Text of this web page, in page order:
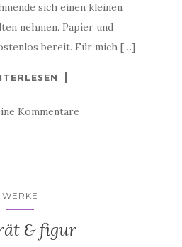
sich einen kleinen
nehmen. Papier und
bereit. Für mich […]
Kommentare
WERKE
& figur